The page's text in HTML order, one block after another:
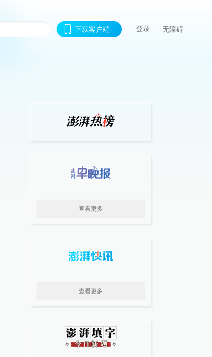
下载客户端 登录 无障碍
查看更多
查看更多